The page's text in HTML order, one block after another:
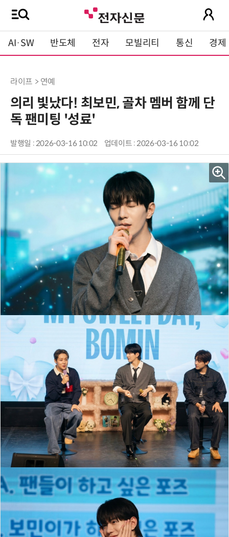
AI·SW 반도체 전자 모빌리티 통신 경제
라이프 > 연예
의리 빛났다! 최보민, 골차 멤버 함께 단
독 팬미팅 '성료'
발행일 : 2026-03-16 10:02 업데이트 : 2026-03-16 10:02